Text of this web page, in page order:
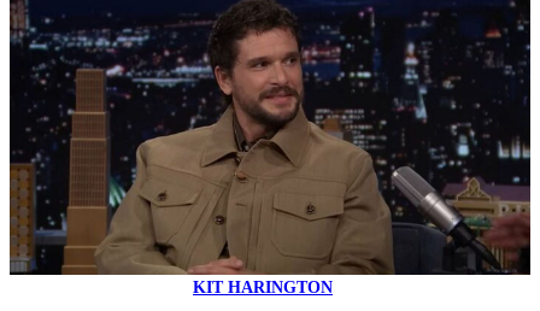
KIT HARINGTON